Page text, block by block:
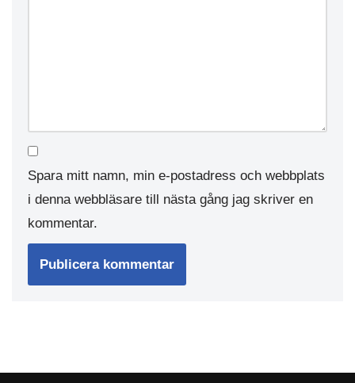
Spara mitt namn, min e-postadress och webbplats
i denna webbläsare till nästa gång jag skriver en
kommentar.